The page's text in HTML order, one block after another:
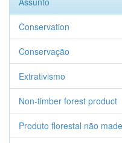
Conservation
Conservação
Extrativismo
Non-timber forest product
Produto florestal não